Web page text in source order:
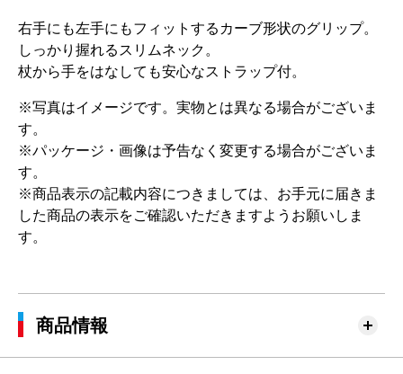
右手にも左手にもフィットするカーブ形状のグリップ。
しっかり握れるスリムネック。
杖から手をはなしても安心なストラップ付。
※写真はイメージです。実物とは異なる場合がございま
す。
※パッケージ・画像は予告なく変更する場合がございま
す。
※商品表示の記載内容につきましては、お手元に届きま
した商品の表示をご確認いただきますようお願いしま
す。
商品情報